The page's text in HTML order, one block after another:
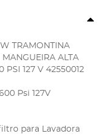
TRAMONTINA
ALTA
PSI 127 V 42550012
Psi 127V
para Lavadora